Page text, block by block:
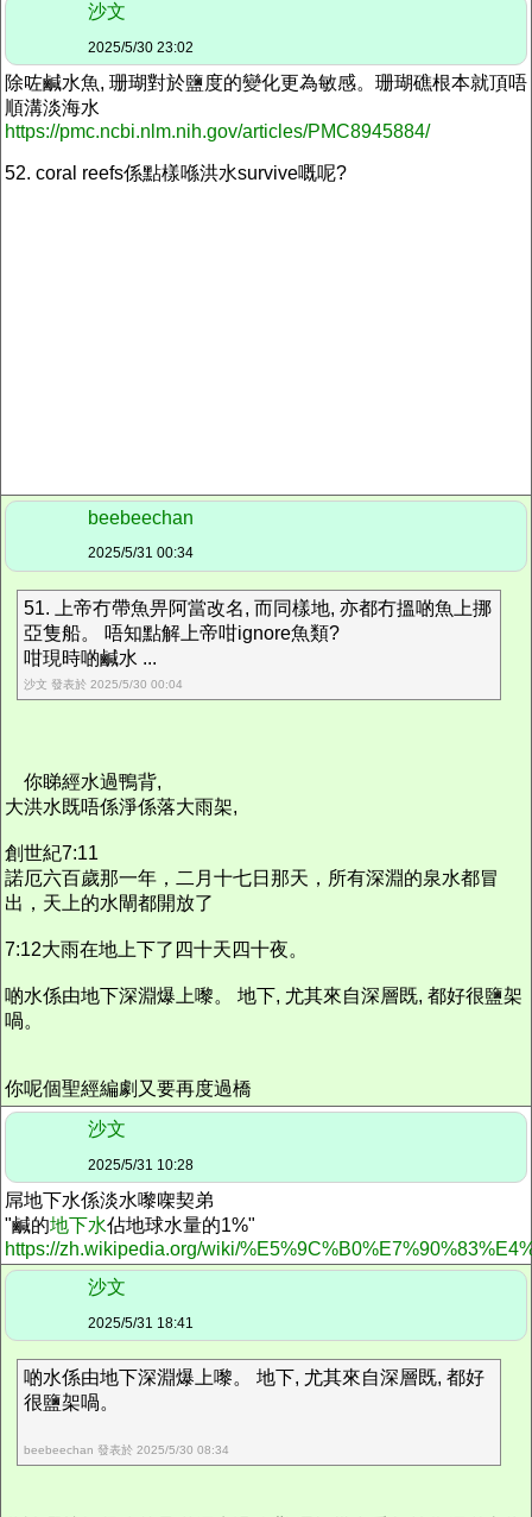
沙文
2025/5/30 23:02
除咗鹹水魚, 珊瑚對於鹽度的變化更為敏感。珊瑚礁根本就頂唔
順溝淡海水
https://pmc.ncbi.nlm.nih.gov/articles/PMC8945884/
52. coral reefs係點樣喺洪水survive嘅呢?
beebeechan
2025/5/31 00:34
51. 上帝冇帶魚畀阿當改名, 而同樣地, 亦都冇搵啲魚上挪
亞隻船。 唔知點解上帝咁ignore魚類?
咁現時啲鹹水 ...
沙文 發表於 2025/5/30 00:04
你睇經水過鴨背,
大洪水既唔係淨係落大雨架,
創世紀7:11
諾厄六百歲那一年，二月十七日那天，所有深淵的泉水都冒
出，天上的水閘都開放了
7:12大雨在地上下了四十天四十夜。
啲水係由地下深淵爆上嚟。 地下, 尤其來自深層既, 都好很鹽架
喎。
你呢個聖經編劇又要再度過橋
沙文
2025/5/31 10:28
屌地下水係淡水嚟㗎契弟
"鹹的地下水佔地球水量的1%"
https://zh.wikipedia.org/wiki/
沙文
2025/5/31 18:41
啲水係由地下深淵爆上嚟。 地下, 尤其來自深層既, 都好
很鹽架喎。
beebeechan 發表於 2025/5/30 08:34